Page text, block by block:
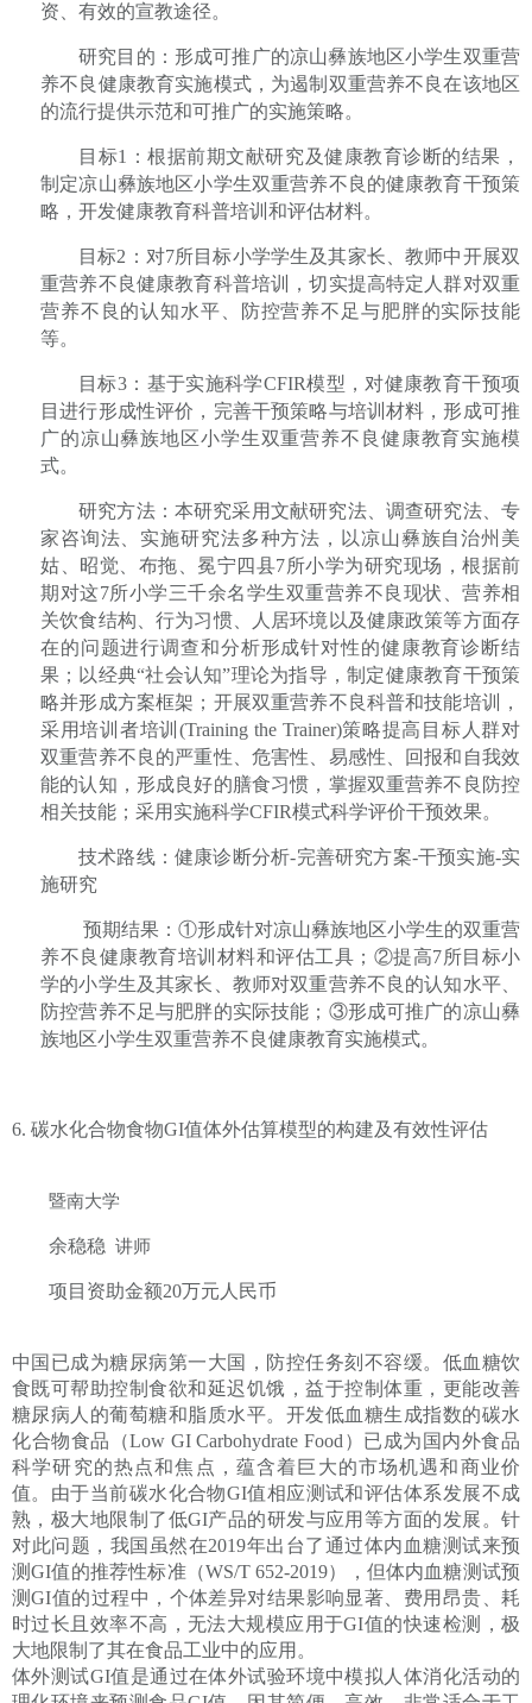
资、有效的宣教途径。
研究目的：形成可推广的凉山彝族地区小学生双重营
养不良健康教育实施模式，为遏制双重营养不良在该地区
的流行提供示范和可推广的实施策略。
目标1
：根据前期文献研究及健康教育诊断的结果，
制定凉山彝族地区小学生双重营养不良的健康教育干预策
略，开发健康教育科普培训和评估材料。
目标2 ：对7所目标小学学生及其家长、教师中开展双
重营养不良健康教育科普培训，切实提高特定人群对双重
营养不良的认知水平、防控营养不足与肥胖的实际技能
等。
目标3：基于实施科学CFIR模型，对健康教育干预项
目进行形成性评价，完善干预策略与培训材料，形成可推
广的凉山彝族地区小学生双重营养不良健康教育实施模
式。
研究方法：本研究采用文献研究法、调查研究法、专
家咨询法、实施研究法多种方法，以凉山彝族自治州美
姑、昭觉、布拖、冕宁四县7所小学为研究现场，根据前
期对这7所小学三千余名学生双重营养不良现状、营养相
关饮食结构、行为习惯、人居环境以及健康政策等方面存
在的问题进行调查和分析形成针对性的健康教育诊断结
果；以经典“社会认知”理论为指导，制定健康教育干预策
略并形成方案框架；开展双重营养不良科普和技能培训，
采用培训者培训(Training the Trainer)策略提高目标人群对
双重营养不良的严重性、危害性、易感性、回报和自我效
能的认知，形成良好的膳食习惯，掌握双重营养不良防控
相关技能；采用实施科学CFIR模式科学评价干预效果。
技术路线：健康诊断分析-完善研究方案-干预实施-实
施研究
预期结果： ①形成针对凉山彝族地区小学生的双重营
养不良健康教育培训材料和评估工具；②提高7所目标小
学的小学生及其家长、教师对双重营养不良的认知水平、
防控营养不足与肥胖的实际技能；③形成可推广的凉山彝
族地区小学生双重营养不良健康教育实施模式。
6. 碳水化合物食物GI值体外估算模型的构建及有效性评估
暨南大学
余稳稳 讲师
项目资助金额20万元人民币
中国已成为糖尿病第一大国，防控任务刻不容缓。低血糖饮
食既可帮助控制食欲和延迟饥饿，益于控制体重，更能改善
糖尿病人的葡萄糖和脂质水平。开发低血糖生成指数的碳水
化合物食品（Low GI Carbohydrate Food ）已成为国内外食品
科学研究的热点和焦点，蕴含着巨大的市场机遇和商业价
值。由于当前碳水化合物GI值相应测试和评估体系发展不成
熟，极大地限制了低GI产品的研发与应用等方面的发展。针
对此问题，我国虽然在2019年出台了通过体内血糖测试来预
测GI值的推荐性标准（WS/T 652-2019），但体内血糖测试预
测GI值的过程中，个体差异对结果影响显著、费用昂贵、耗
时过长且效率不高，无法大规模应用于GI值的快速检测，极
大地限制了其在食品工业中的应用。
体外测试GI值是通过在体外试验环境中模拟人体消化活动的